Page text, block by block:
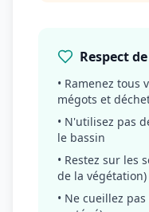
Respect
• Ramenez tous
mégots et
• N'utilisez pas
le bassin
• Restez sur les
de la végétation)
• Ne cueillez